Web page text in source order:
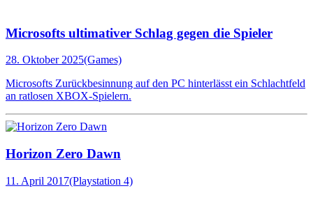
Microsofts ultimativer Schlag gegen die Spieler
28. Oktober 2025(Games)
Microsofts Zurückbesinnung auf den PC hinterlässt ein Schlachtfeld
an ratlosen XBOX-Spielern.
Horizon Zero Dawn
11. April 2017(Playstation 4)